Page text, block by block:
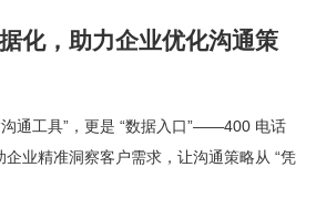
化，助力企业优化沟通策
通工具”，更是 “数据入口”——400 电话
业精准洞察客户需求，让沟通策略从 “凭